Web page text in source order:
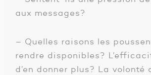
aux messages?
– Quelles raisons les
rendre disponibles?
d’en donner plus? La volonté